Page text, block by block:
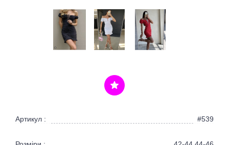
Артикул : #539